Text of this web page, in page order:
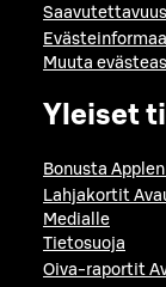
Saavutettavuus
Muuta
Yleiset
Bonusta
Lahjakortit
Medialle
Tietosuoja
Oiva-raportit